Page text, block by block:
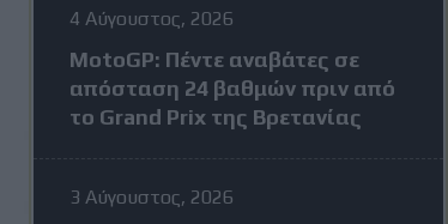
4 Αύγουστος, 2026
MotoGP: Πέντε αναβάτες σε
απόσταση 24 βαθμών πριν από
το Grand Prix της Βρετανίας
3 Αύγουστος, 2026